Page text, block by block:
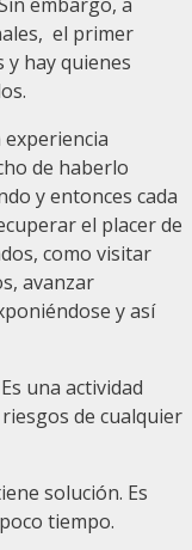
el primer
y hay quienes
de haberlo
y entonces cada
el placer de
como visitar
avanzar
y así
una actividad
de cualquier
solución. Es
tiempo.